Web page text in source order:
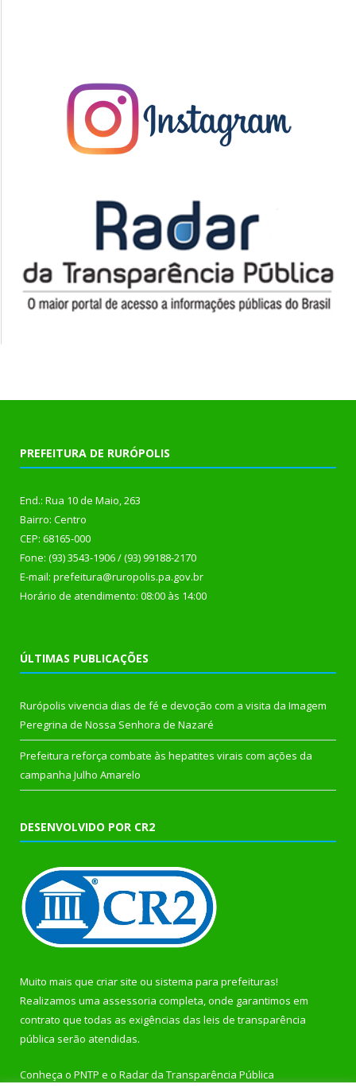
PREFEITURA DE RURÓPOLIS
End.: Rua 10 de Maio, 263
Bairro: Centro
CEP: 68165-000
Fone: (93) 3543-1906 / (93) 99188-2170
E-mail: prefeitura@ruropolis.pa.gov.br
Horário de atendimento: 08:00 às 14:00
ÚLTIMAS PUBLICAÇÕES
Rurópolis vivencia dias de fé e devoção com a visita da Imagem
Peregrina de Nossa Senhora de Nazaré
Prefeitura reforça combate às hepatites virais com ações da
campanha Julho Amarelo
DESENVOLVIDO POR CR2
Muito mais que criar site ou sistema para prefeituras!
Realizamos uma assessoria completa, onde garantimos em
contrato que todas as exigências das leis de transparência
pública serão atendidas.
Conheça o PNTP e o Radar da Transparência Pública